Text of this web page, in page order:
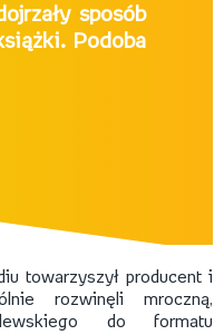
sposób
Podoba
towarzyszył producent i
rozwinęli mroczną,
do formatu